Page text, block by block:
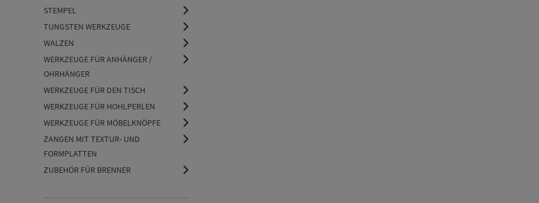
STEMPEL
TUNGSTEN WERKZEUGE
WALZEN
WERKZEUGE FÜR ANHÄNGER /
OHRHÄNGER
WERKZEUGE FÜR DEN TISCH
WERKZEUGE FÜR HOHLPERLEN
WERKZEUGE FÜR MÖBELKNÖPFE
ZANGEN MIT TEXTUR- UND
FORMPLATTEN
ZUBEHÖR FÜR BRENNER